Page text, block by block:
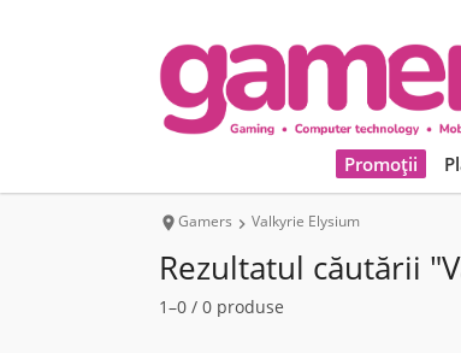
Promoții
Gamers  Valkyrie Elysium
Rezultatul căutării
1–0 / 0 produse